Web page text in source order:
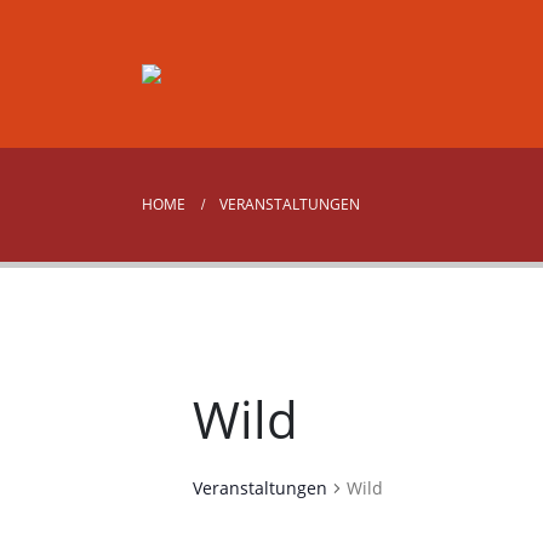
HOME VERANSTALTUNGEN
Wild
Veranstaltungen Wild